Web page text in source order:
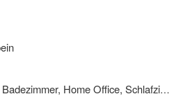
Küche, Badezimmer, Home Office, Schlafzimmer, Esszimmer, Außenbereich, Hotel, Supermarkt, Bauernhaus, Innenhof, Sofa, Schrank, TV-Ständer, Ottomane